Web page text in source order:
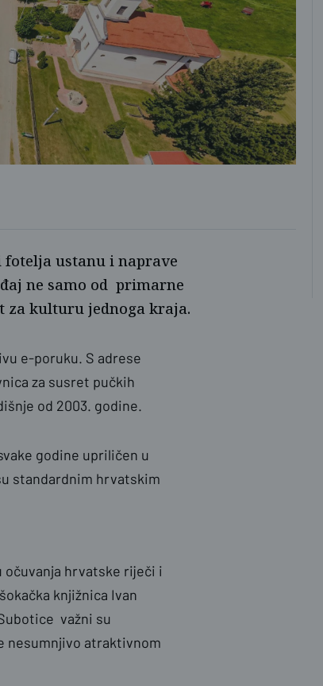
fotelja ustanu i naprave
ne samo od primarne
za kulturu jednoga kraja.
e-poruku. S adrese
za susret pučkih
od 2003. godine.
godine upriličen u
standardnim hrvatskim
očuvanja hrvatske riječi i
knjižnica Ivan
važni su
nesumnjivo atraktivnom